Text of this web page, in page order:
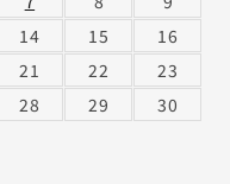
14 15
16
21 22
23
28 29
30